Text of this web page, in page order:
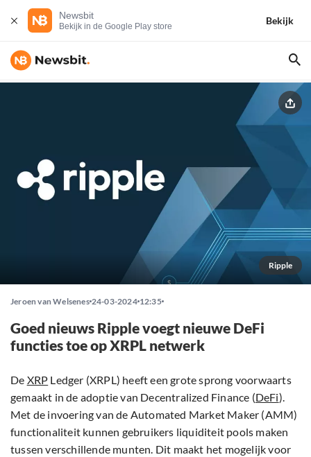
Newsbit
Bekijk in de Google Play store
Bekijk
Ripple
Jeroen van Welsenes 24-03-2024 12:35
Goed nieuws Ripple voegt nieuwe DeFi
functies toe op XRPL netwerk
De XRP Ledger (XRPL) heeft een grote sprong voorwaarts
gemaakt in de adoptie van Decentralized Finance (DeFi).
Met de invoering van de Automated Market Maker (AMM)
functionaliteit kunnen gebruikers liquiditeit pools maken
tussen verschillende munten. Dit maakt het mogelijk voor